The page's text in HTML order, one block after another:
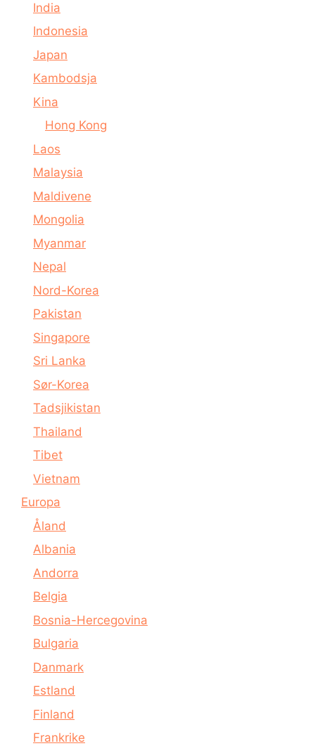
India
Indonesia
Japan
Kambodsja
Kina
Hong Kong
Laos
Malaysia
Maldivene
Mongolia
Myanmar
Nepal
Nord-Korea
Pakistan
Singapore
Sri Lanka
Sør-Korea
Tadsjikistan
Thailand
Tibet
Vietnam
Europa
Åland
Albania
Andorra
Belgia
Bosnia-Hercegovina
Bulgaria
Danmark
Estland
Finland
Frankrike